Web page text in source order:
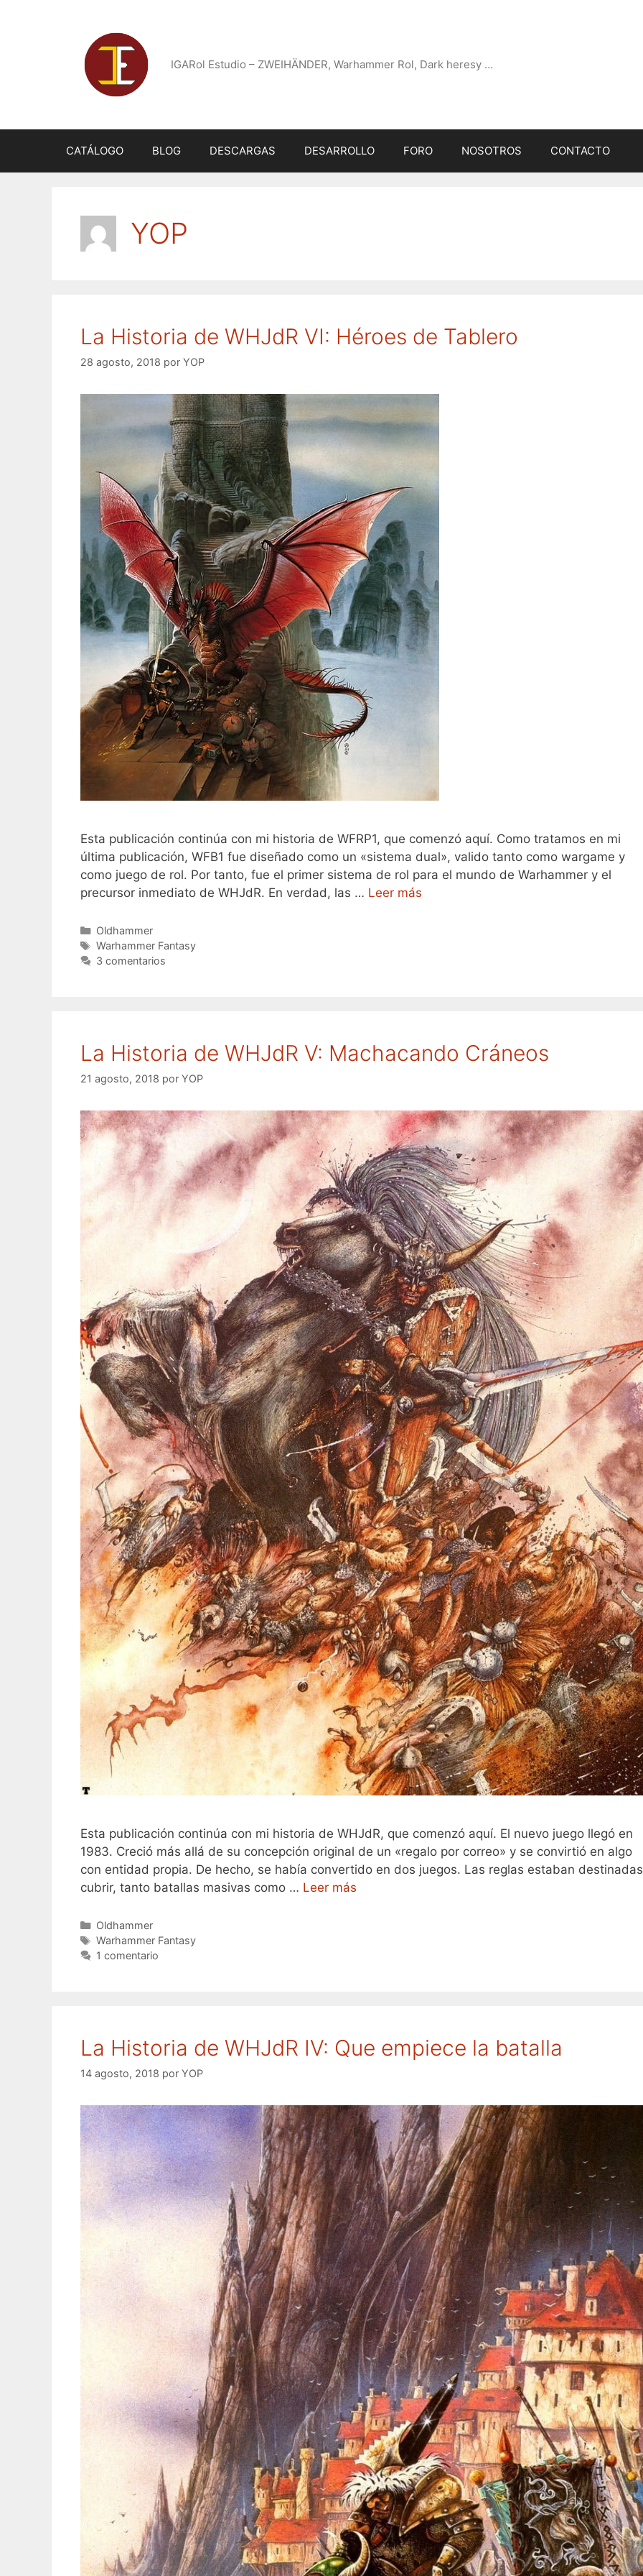
IGARol Estudio – ZWEIHÄNDER, Warhammer Rol, Dark heresy …
CATÁLOGO BLOG DESCARGAS DESARROLLO FORO NOSOTROS CONTACTO
YOP
La Historia de WHJdR VI: Héroes de Tablero
28 agosto, 2018 por YOP
Esta publicación continúa con mi historia de WFRP1, que comenzó aquí. Como tratamos en mi
última publicación, WFB1 fue diseñado como un «sistema dual», valido tanto como wargame y
como juego de rol. Por tanto, fue el primer sistema de rol para el mundo de Warhammer y el
precursor inmediato de WHJdR. En verdad, las … Leer más
Categorías
Oldhammer
Etiquetas
Warhammer Fantasy
3 comentarios
La Historia de WHJdR V: Machacando Cráneos
21 agosto, 2018 por YOP
Esta publicación continúa con mi historia de WHJdR, que comenzó aquí. El nuevo juego llegó en
1983. Creció más allá de su concepción original de un «regalo por correo» y se convirtió en algo
con entidad propia. De hecho, se había convertido en dos juegos. Las reglas estaban
cubrir, tanto batallas masivas como … Leer más
Categorías
Oldhammer
Etiquetas
Warhammer Fantasy
1 comentario
La Historia de WHJdR IV: Que empiece la batalla
14 agosto, 2018 por YOP